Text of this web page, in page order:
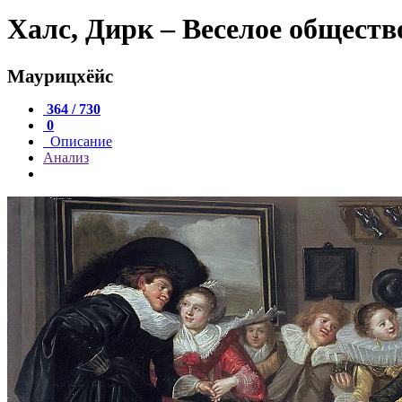
Халс, Дирк – Веселое
Маурицхёйс
364 / 730
0
Описание
Анализ